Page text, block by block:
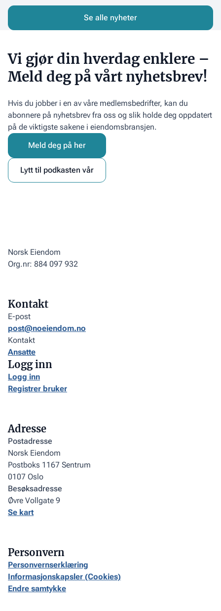
fra
Se alle nyheter
Vi gjør din hverdag enklere –
Meld deg på vårt nyhetsbrev!
Hvis du jobber i en av våre medlemsbedrifter, kan du
abonnere på nyhetsbrev fra oss og slik holde deg oppdatert
på de viktigste sakene i eiendomsbransjen.
Meld deg på her
Lytt til podkasten vår
Norsk Eiendom
Org.nr: 884 097 932
Kontakt
E-post
post@noeiendom.no
Kontakt
Ansatte
Logg inn
Logg inn
Registrer bruker
Adresse
Postadresse
Norsk Eiendom
Postboks 1167 Sentrum
0107 Oslo
Besøksadresse
Øvre Vollgate 9
Se kart
Personvern
Personvernserklæring
Informasjonskapsler (Cookies)
Endre samtykke